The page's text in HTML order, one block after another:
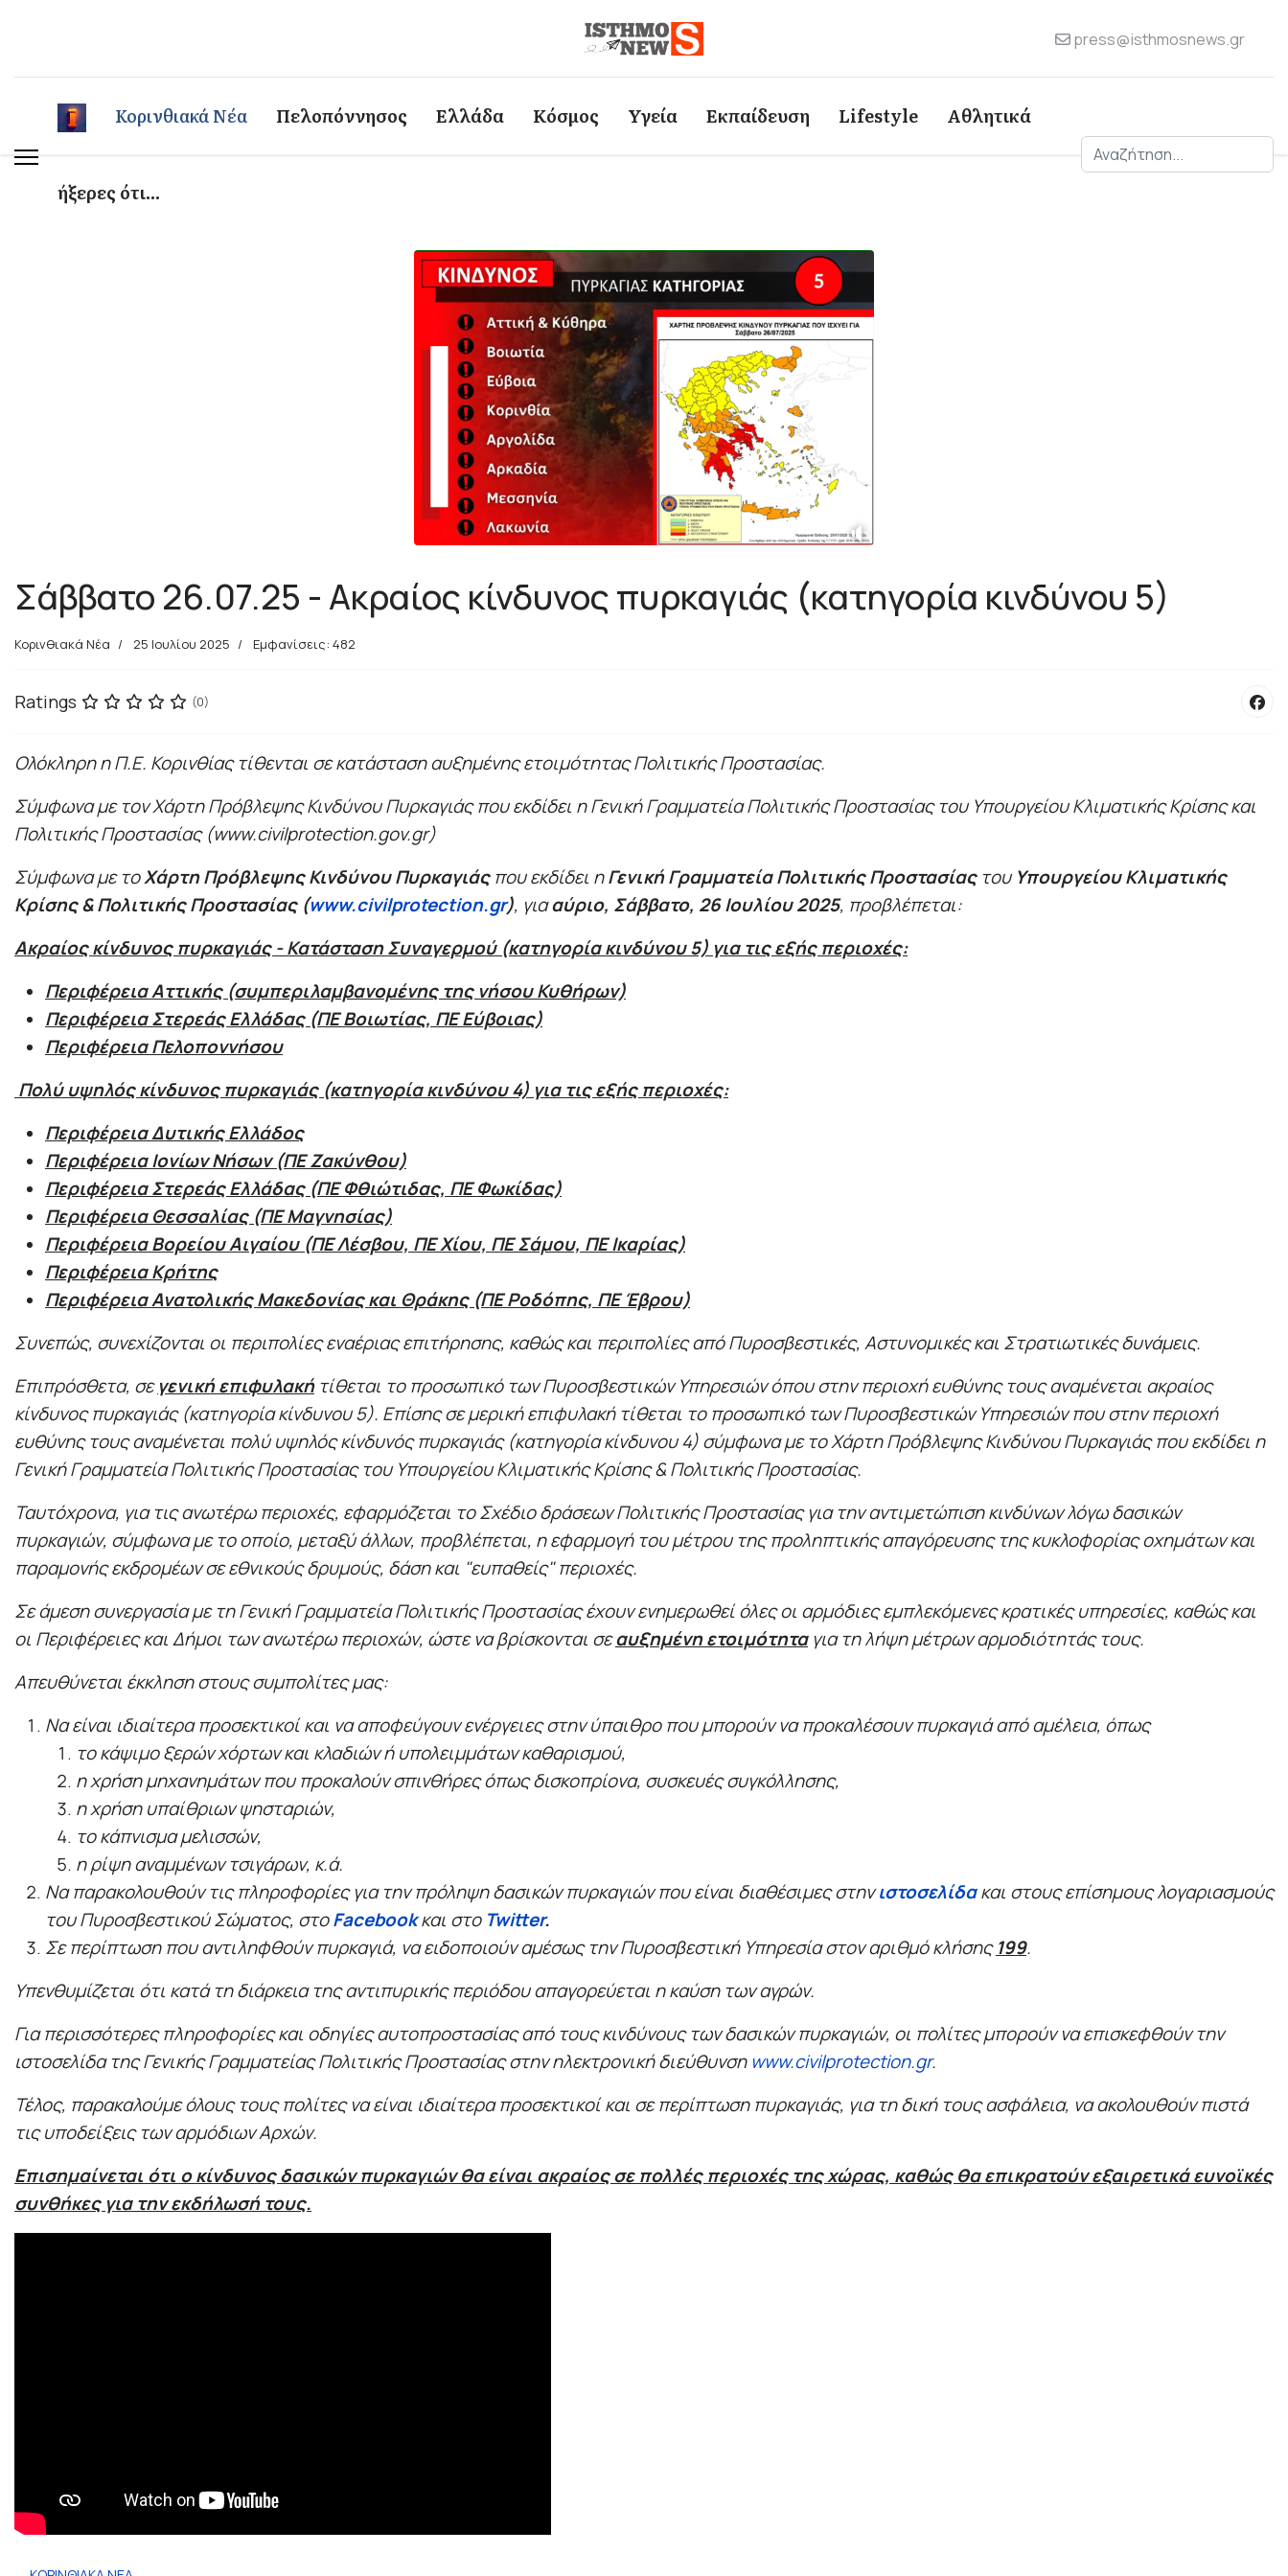
press@isthmosnews.gr
Κορινθιακά Νέα Πελοπόννησος Ελλάδα Κόσμος Υγεία Εκπαίδευση Lifestyle Αθλητικά
ήξερες ότι...
Αναζήτηση
Σάββατο 26.07.25 - Ακραίος κίνδυνος πυρκαγιάς (κατηγορία κινδύνου 5)
Κορινθιακά Νέα 25 Ιουλίου 2025 Εμφανίσεις: 482
Ratings (0)
Ολόκληρη η Π.Ε. Κορινθίας τίθενται σε κατάσταση αυξημένης ετοιμότητας Πολιτικής Προστασίας.
Σύμφωνα με τον Χάρτη Πρόβλεψης Κινδύνου Πυρκαγιάς που εκδίδει η Γενική Γραμματεία Πολιτικής Προστασίας του Υπουργείου Κλιματικής Κρίσης και
Πολιτικής Προστασίας (www.civilprotection.gov.gr)
Σύμφωνα με τοΧάρτη Πρόβλεψης Κινδύνου Πυρκαγιάςπου εκδίδει ηΓενική Γραμματεία Πολιτικής Προστασίαςτου Υπουργείου Κλιματικής
Κρίσης & Πολιτικής Προστασίας (www.civilprotection.gr), γιααύριο, Σάββατο, 26 Ιουλίου 2025, προβλέπεται:
Ακραίος κίνδυνος πυρκαγιάς - Κατάσταση Συναγερμού (κατηγορία κινδύνου 5) για τις εξής περιοχές:
Περιφέρεια Αττικής (συμπεριλαμβανομένης της νήσου Κυθήρων)
Περιφέρεια Στερεάς Ελλάδας (ΠΕ Βοιωτίας, ΠΕ Εύβοιας)
Περιφέρεια Πελοποννήσου
Πολύ υψηλός κίνδυνος πυρκαγιάς (κατηγορία κινδύνου 4) για τις εξής περιοχές:
Περιφέρεια Δυτικής Ελλάδος
Περιφέρεια Ιονίων Νήσων (ΠΕ Ζακύνθου)
Περιφέρεια Στερεάς Ελλάδας (ΠΕ Φθιώτιδας, ΠΕ Φωκίδας)
Περιφέρεια Θεσσαλίας (ΠΕ Μαγνησίας)
Περιφέρεια Βορείου Αιγαίου (ΠΕ Λέσβου, ΠΕ Χίου, ΠΕ Σάμου, ΠΕ Ικαρίας)
Περιφέρεια Κρήτης
Περιφέρεια Ανατολικής Μακεδονίας και Θράκης (ΠΕ Ροδόπης, ΠΕ Έβρου)
Συνεπώς, συνεχίζονται οι περιπολίες εναέριας επιτήρησης, καθώς και περιπολίες από Πυροσβεστικές, Αστυνομικές και Στρατιωτικές δυνάμεις.
Επιπρόσθετα, σεγενική επιφυλακήτίθεται το προσωπικό των Πυροσβεστικών Υπηρεσιών όπου στην περιοχή ευθύνης τους αναμένεται ακραίος
κίνδυνος πυρκαγιάς (κατηγορία κίνδυνου 5). Επίσης σε μερική επιφυλακή τίθεται το προσωπικό των Πυροσβεστικών Υπηρεσιών που στην περιοχή
ευθύνης τους αναμένεται πολύ υψηλός κίνδυνός πυρκαγιάς (κατηγορία κίνδυνου 4) σύμφωνα με το Χάρτη Πρόβλεψης Κινδύνου Πυρκαγιάς που εκδίδει η
Γενική Γραμματεία Πολιτικής Προστασίας του Υπουργείου Κλιματικής Κρίσης & Πολιτικής Προστασίας.
Ταυτόχρονα, για τις ανωτέρω περιοχές, εφαρμόζεται το Σχέδιο δράσεων Πολιτικής Προστασίας για την αντιμετώπιση κινδύνων λόγω δασικών
πυρκαγιών, σύμφωνα με το οποίο, μεταξύ άλλων, προβλέπεται, η εφαρμογή του μέτρου της προληπτικής απαγόρευσης της κυκλοφορίας οχημάτων και
παραμονής εκδρομέων σε εθνικούς δρυμούς, δάση και "ευπαθείς" περιοχές.
Σε άμεση συνεργασία με τη Γενική Γραμματεία Πολιτικής Προστασίας έχουν ενημερωθεί όλες οι αρμόδιες εμπλεκόμενες κρατικές υπηρεσίες, καθώς και
οι Περιφέρειες και Δήμοι των ανωτέρω περιοχών, ώστε να βρίσκονται σεαυξημένη ετοιμότηταγια τη λήψη μέτρων αρμοδιότητάς τους.
Απευθύνεται έκκληση στους συμπολίτες μας:
Να είναι ιδιαίτερα προσεκτικοί και να αποφεύγουν ενέργειες στην ύπαιθρο που μπορούν να προκαλέσουν πυρκαγιά από αμέλεια, όπως
το κάψιμο ξερών χόρτων και κλαδιών ή υπολειμμάτων καθαρισμού,
η χρήση μηχανημάτων που προκαλούν σπινθήρες όπως δισκοπρίονα, συσκευές συγκόλλησης,
η χρήση υπαίθριων ψησταριών,
το κάπνισμα μελισσών,
η ρίψη αναμμένων τσιγάρων, κ.ά.
Να παρακολουθούν τις πληροφορίες για την πρόληψη δασικών πυρκαγιών που είναι διαθέσιμες στηνιστοσελίδακαι στους επίσημους λογαριασμούς
του Πυροσβεστικού Σώματος, στοFacebookκαι στο Twitter.
Σε περίπτωση που αντιληφθούν πυρκαγιά, να ειδοποιούν αμέσως την Πυροσβεστική Υπηρεσία στον αριθμό κλήσης199.
Υπενθυμίζεται ότι κατά τη διάρκεια της αντιπυρικής περιόδου απαγορεύεται η καύση των αγρών.
Για περισσότερες πληροφορίες και οδηγίες αυτοπροστασίας από τους κινδύνους των δασικών πυρκαγιών, οι πολίτες μπορούν να επισκεφθούν την
ιστοσελίδα της Γενικής Γραμματείας Πολιτικής Προστασίας στην ηλεκτρονική διεύθυνση www.civilprotection.gr.
Τέλος, παρακαλούμε όλους τους πολίτες να είναι ιδιαίτερα προσεκτικοί και σε περίπτωση πυρκαγιάς, για τη δική τους ασφάλεια, να ακολουθούν πιστά
τις υποδείξεις των αρμόδιων Αρχών.
Επισημαίνεται ότι ο κίνδυνος δασικών πυρκαγιών θα είναι ακραίος σε πολλές περιοχές της χώρας, καθώς θα επικρατούν εξαιρετικά ευνοϊκές
συνθήκες για την εκδήλωσή τους.